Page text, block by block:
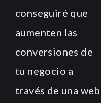
conseguiré que
aumenten las
conversiones de
tu negocio a
través de una web